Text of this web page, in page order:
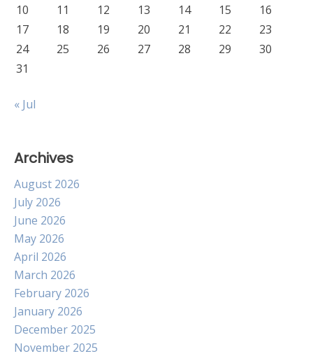
10
11 12 13 14 15
16
17
18 19 20 21 22
23
24
25 26 27 28 29
30
31
« Jul
Archives
August 2026
July 2026
June 2026
May 2026
April 2026
March 2026
February 2026
January 2026
December 2025
November 2025